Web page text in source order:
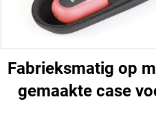
Fabrieksmatig op
gemaakte case